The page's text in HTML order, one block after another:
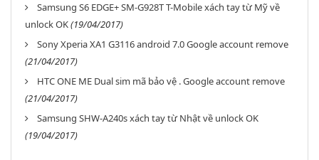
Samsung S6 EDGE+ SM-G928T T-Mobile xách tay từ Mỹ về
unlock OK(19/04/2017)
Sony Xperia XA1 G3116 android 7.0 Google account remove
(21/04/2017)
HTC ONE ME Dual sim mã bảo vệ . Google account remove
(21/04/2017)
Samsung SHW-A240s xách tay từ Nhật về unlock OK
(19/04/2017)